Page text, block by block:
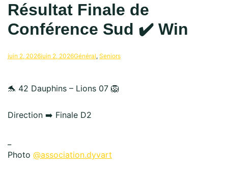
Résultat Finale de
Conférence Sud ✔️ Win
juin 2, 2026juin 2, 2026Général, Seniors
🐬 42 Dauphins – Lions 07 🦁
Direction ➡️ Finale D2
Photo @association.dyvart